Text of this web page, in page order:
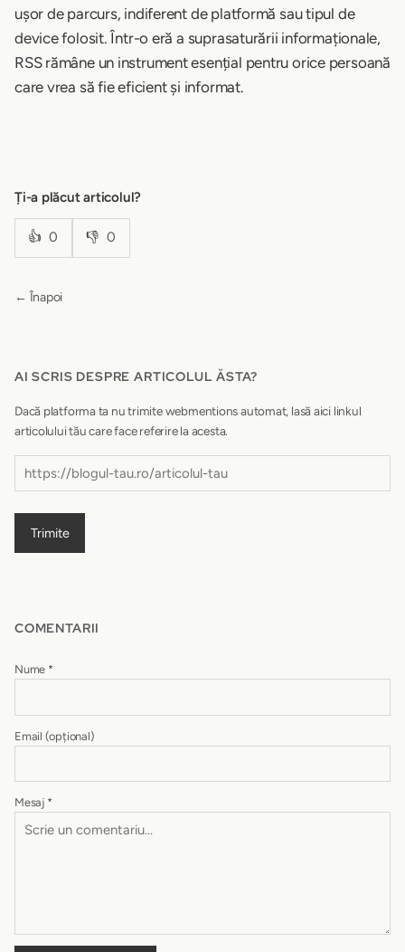
ușor de parcurs, indiferent de platformă sau tipul de
device folosit. Într-o eră a suprasaturării informaționale,
RSS rămâne un instrument esențial pentru orice persoană
care vrea să fie eficient și informat.
Ți-a plăcut articolul?
👍 0 👎 0
← Înapoi
AI SCRIS DESPRE ARTICOLUL ĂSTA?
Dacă platforma ta nu trimite webmentions automat, lasă aici linkul
articolului tău care face referire la acesta.
Trimite
COMENTARII
Nume *
Email (opțional)
Mesaj *